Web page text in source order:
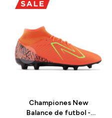
Championes New
Balance de futbol -